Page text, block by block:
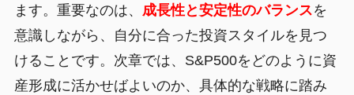
ます。重要なのは、 成長性と安定性のバランスを
意識しながら、自分に合った投資スタイルを見つ
けることです。次章では、S&P500をどのように資
産形成に活かせばよいのか、具体的な戦略に踏み